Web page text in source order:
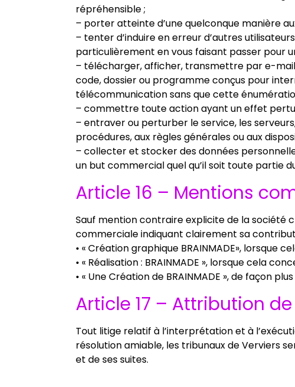
répréhensible ;
– porter atteinte d’une quelconque manière
– tenter d’induire en erreur d’autres
particulièrement en vous faisant passer pour
– télécharger, afficher, transmettre par e-
code, dossier ou programme conçus pour
télécommunication sans que cette
– commettre toute action ayant un effet
– entraver ou perturber le service, les
procédures, aux règles générales ou aux
– collecter et stocker des données
un but commercial quel qu’il soit toute partie
Article 16 – Mentions
Sauf mention contraire explicite de la société
commerciale indiquant clairement sa
• « Création graphique BRAINMADE»,
• « Réalisation : BRAINMADE », lorsque cela
• « Une Création de BRAINMADE », de façon
Article 17 – Attribution
Tout litige relatif à l’interprétation et à
résolution amiable, les tribunaux de Verviers
et de ses suites.